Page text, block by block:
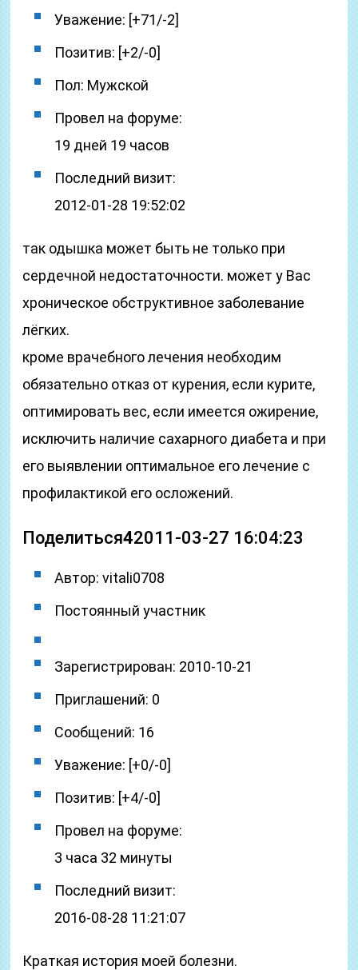
Уважение: [+71/-2]
Позитив: [+2/-0]
Пол: Мужской
Провел на форуме:
19 дней 19 часов
Последний визит:
2012-01-28 19:52:02
так одышка может быть не только при
сердечной недостаточности. может у Вас
хроническое обструктивное заболевание
лёгких.
кроме врачебного лечения необходим
обязательно отказ от курения, если курите,
оптимировать вес, если имеется ожирение,
исключить наличие сахарного диабета и при
его выявлении оптимальное его лечение с
профилактикой его осложений.
Поделиться42011-03-27 16:04:23
Автор: vitali0708
Постоянный участник
Зарегистрирован: 2010-10-21
Приглашений: 0
Сообщений: 16
Уважение: [+0/-0]
Позитив: [+4/-0]
Провел на форуме:
3 часа 32 минуты
Последний визит:
2016-08-28 11:21:07
Краткая история моей болезни.